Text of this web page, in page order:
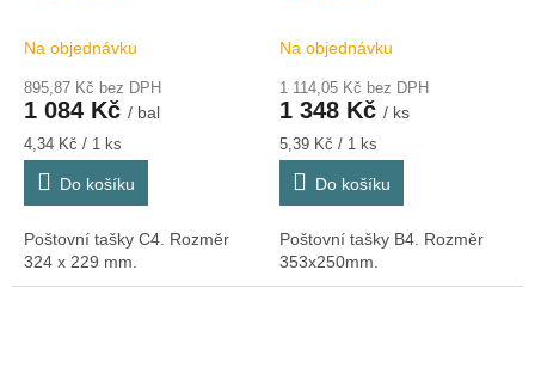
Na objednávku
895,87 Kč bez DPH
1 084 Kč / bal
Měrná
cena:
4,34 Kč / 1 ks
Do košíku
Poštovní tašky C4. Rozměr
324 x 229 mm.
Na objednávku
1 114,05 Kč bez DPH
1 348 Kč / ks
Měrná
cena:
5,39 Kč / 1 ks
Do košíku
Poštovní tašky B4. Rozměr
353x250mm.